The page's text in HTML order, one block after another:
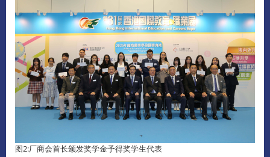
图2:厂商会首长颁发奖学金予得奖学生代表